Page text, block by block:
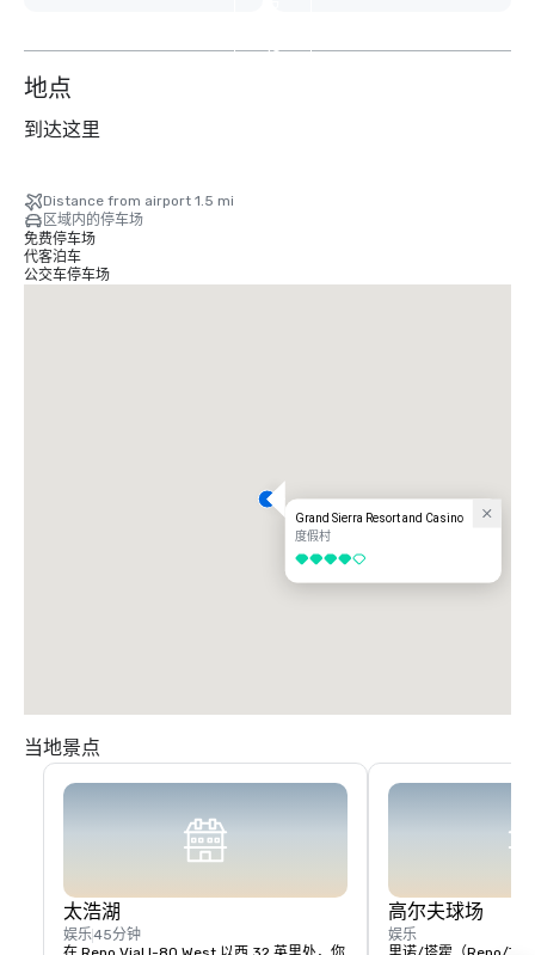
10
地点
到达这里
Distance from airport 1.5 mi
区域内的停车场
免费停车场
代客泊车
公交车停车场
Grand Sierra Resort and Casino
度假村
4/5
当地景点
太浩湖
娱乐45分钟
高尔夫球场
娱乐